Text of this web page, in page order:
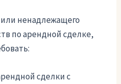
ненадлежащего
по арендной сделке,
сделки с